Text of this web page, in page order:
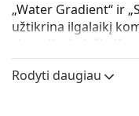
„Water Gradient“ ir
užtikrina ilgalaikį
vienadienių lęšių iš
komfortą ir
Rodyti daugiau